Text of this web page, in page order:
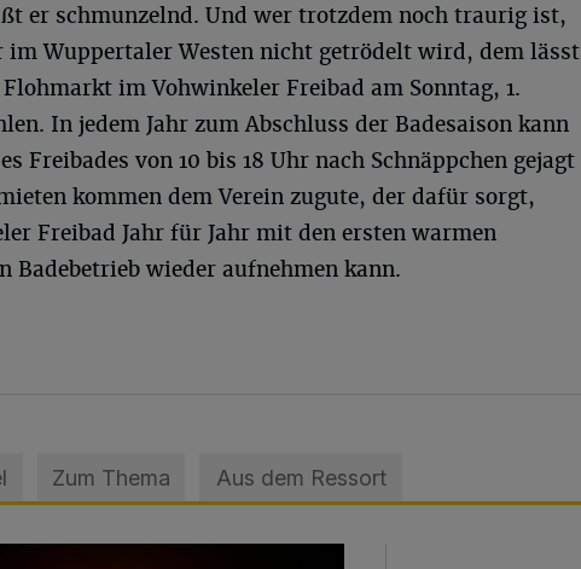
er schmunzelnd. Und wer trotzdem noch traurig ist,
im Wuppertaler Westen nicht getrödelt wird, dem lässt
im Vohwinkeler Freibad am Sonntag, 1.
In jedem Jahr zum Abschluss der Badesaison kann
Freibades von 10 bis 18 Uhr nach Schnäppchen gejagt
kommen dem Verein zugute, der dafür sorgt,
Freibad Jahr für Jahr mit den ersten warmen
Badebetrieb wieder aufnehmen kann.
Zum Thema Aus dem Ressort